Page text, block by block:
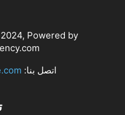
Powered by
اتصل بنا: